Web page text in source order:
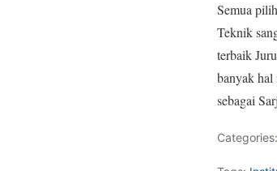
Semua
Teknik
terbaik
banyak hal
sebagai
Categories: